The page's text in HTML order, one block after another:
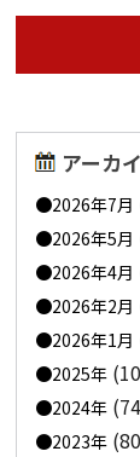
アーカ
2026年7月
2026年5月
2026年4月
2026年2月
2026年1月
2025年
2024年
2023年